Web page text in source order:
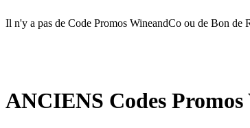
Il n'y a pas de Code Promos WineandCo ou de Bon de
ANCIENS Codes